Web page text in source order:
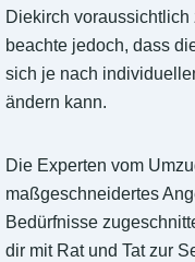
Diekirch
beachte jedoch, dass
sich je nach
ändern kann.
Die Experten vom
maßgeschneidertes
Bedürfnisse
dir mit Rat und Tat zur